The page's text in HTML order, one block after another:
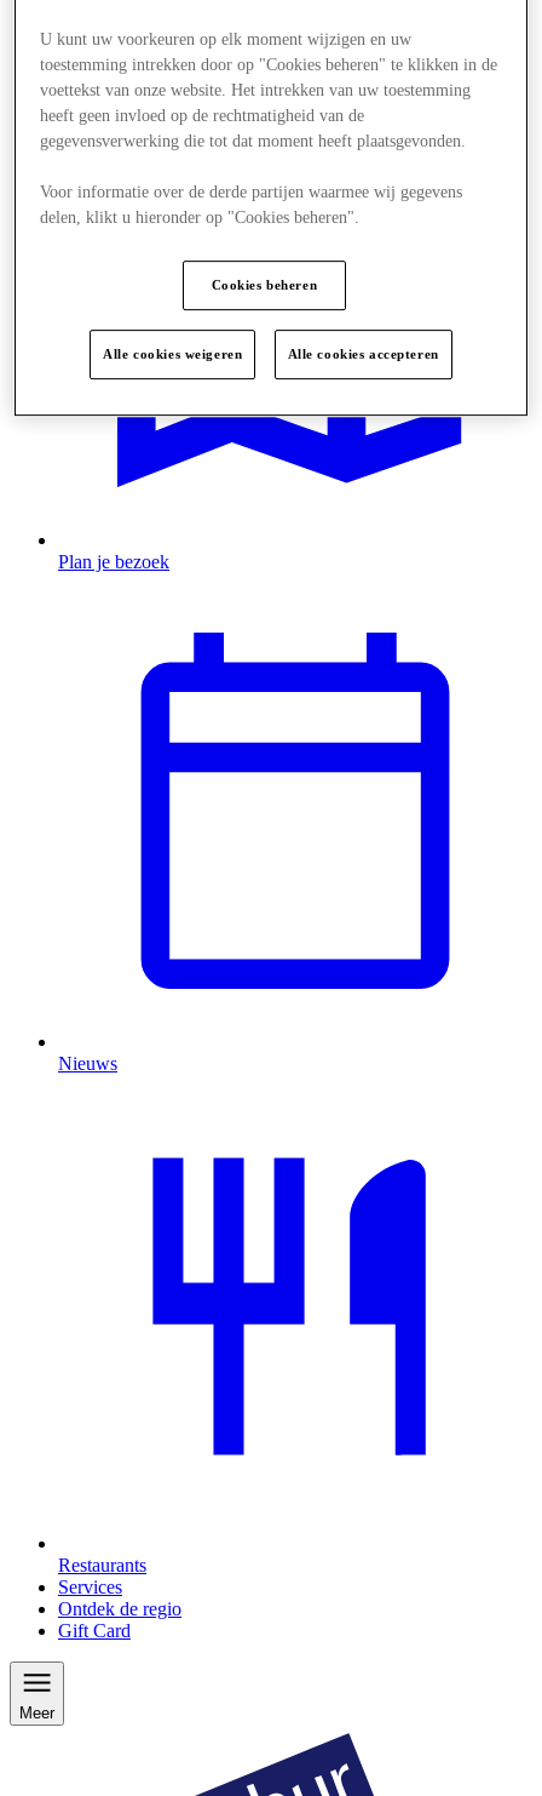
Aanbiedingen
Plan je bezoek
Nieuws
Restaurants
Services
Ontdek de regio
Gift Card
Meer
U kunt uw voorkeuren op elk moment wijzigen en uw
toestemming intrekken door op "Cookies beheren" te klikken in de
voettekst van onze website. Het intrekken van uw toestemming
heeft geen invloed op de rechtmatigheid van de
gegevensverwerking die tot dat moment heeft plaatsgevonden.
Voor informatie over de derde partijen waarmee wij gegevens
delen, klikt u hieronder op "Cookies beheren".
Cookies beheren
Alle cookies weigeren Alle cookies accepteren